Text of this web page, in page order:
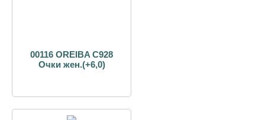
00116 OREIBA С928
Очки жен.(+6,0)